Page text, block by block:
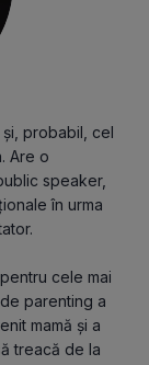
probabil, cel
Are o
speaker,
în urma
cele mai
parenting a
mamă și a
treacă de la